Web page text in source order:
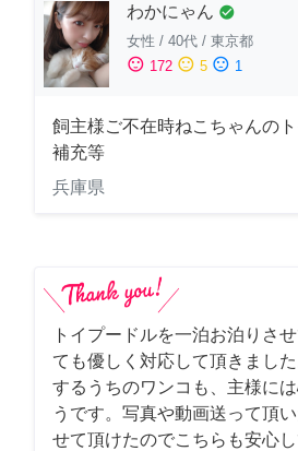
わかにゃん check_circle
女性 / 40代 / 東京都
sentiment_satisfied 172 sentiment_neutral 5 sentiment_dissatisfied 1
飼主様ご不在時ねこちゃんの
補充等
兵庫県
トイプードルを一泊お泊りさ
ても優しく対応して頂きまし
するうちのワンコも、主様に
うです。写真や動画送って頂
せて頂けたのでこちらも安心